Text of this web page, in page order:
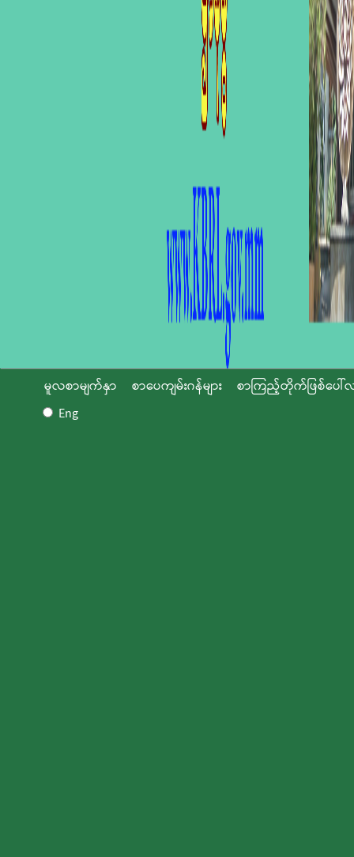
မူလစာမျက်နှာ စာပေကျမ်းဂန်များ
စာကြည့်တိုက်ဖြစ်ပေါ်
Eng